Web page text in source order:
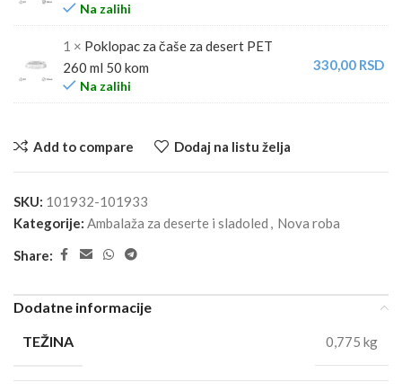
Na zalihi
1 × Poklopac za čaše za desert PET
260 ml 50 kom
Na zalihi
330,00 RSD
Add to compare Dodaj na listu želja
SKU: 101932-101933
Kategorije: Ambalaža za deserte i sladoled , Nova roba
Share:
Dodatne informacije
TEŽINA
0,775 kg